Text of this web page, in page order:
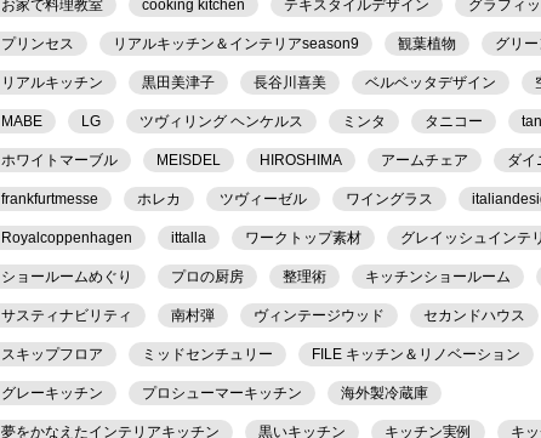
お家で料理教室 cooking kitchen テキスタイルデザイン グラフィ
プリンセス リアルキッチン＆インテリアseason9 観葉植物 グリー
リアルキッチン 黒田美津子 長谷川喜美 ベルベッタデザイン
MABE LG ツヴィリング ヘンケルス ミンタ タニコー
ホワイトマーブル MEISDEL HIROSHIMA アームチェア ダイ
frankfurtmesse ホレカ ツヴィーゼル ワイングラス
Royalcoppenhagen ittalla ワークトップ素材 グレイッシュインテ
ショールームめぐり プロの厨房 整理術 キッチンショールーム
サスティナビリティ 南村弾 ヴィンテージウッド セカンドハウス
スキップフロア ミッドセンチュリー FILE キッチン＆リノベーション
グレーキッチン プロシューマーキッチン 海外製冷蔵庫
夢をかなえたインテリアキッチン 黒いキッチン キッチン実例 キ